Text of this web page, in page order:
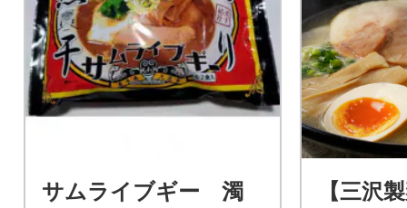
サムライブギー 濁
【三沢